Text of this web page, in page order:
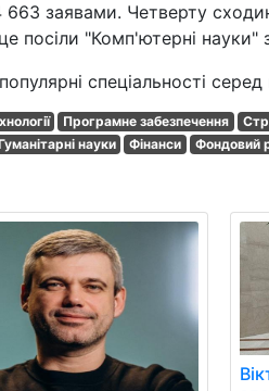
заявами. Четверту
посіли "Комп'ютерні науки"
спеціальності серед
Програмне забезпечення
науки Фінанси Фондовий